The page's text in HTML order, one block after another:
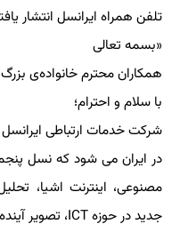
تلفن همراه ایرانسل انتشار
«بسمه تعالی
همکاران محترم خانواده‌ی
با سلام و احترام؛
شرکت خدمات ارتباطی
در ایران می شود که نسل
مصنوعی، اینترنت اشیا،
جدید در حوزه ICT، تصویر آینده زندگی را برای مردم تغییر داده است.